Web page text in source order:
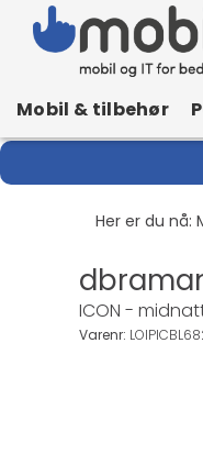
Mobil & tilbehør
Her er du nå:
ICON -
Varenr: